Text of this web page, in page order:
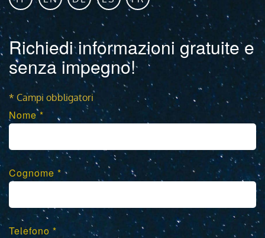
Richiedi informazioni gratuite e
senza impegno!
* Campi obbligatori
Nome *
Cognome *
Telefono *